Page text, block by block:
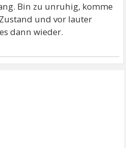
Bin zu unruhig, komme
und vor lauter
dann wieder.